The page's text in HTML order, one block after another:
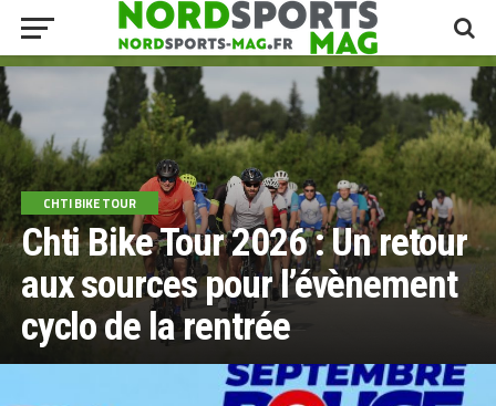
CHTI BIKE TOUR
Chti Bike Tour 2026 : Un retour
aux sources pour l’évènement
cyclo de la rentrée